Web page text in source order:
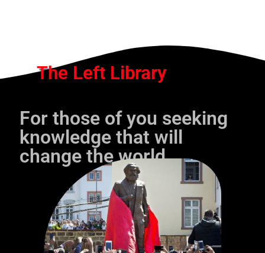
The Left Library
For those of you seeking
knowledge that will
change the world